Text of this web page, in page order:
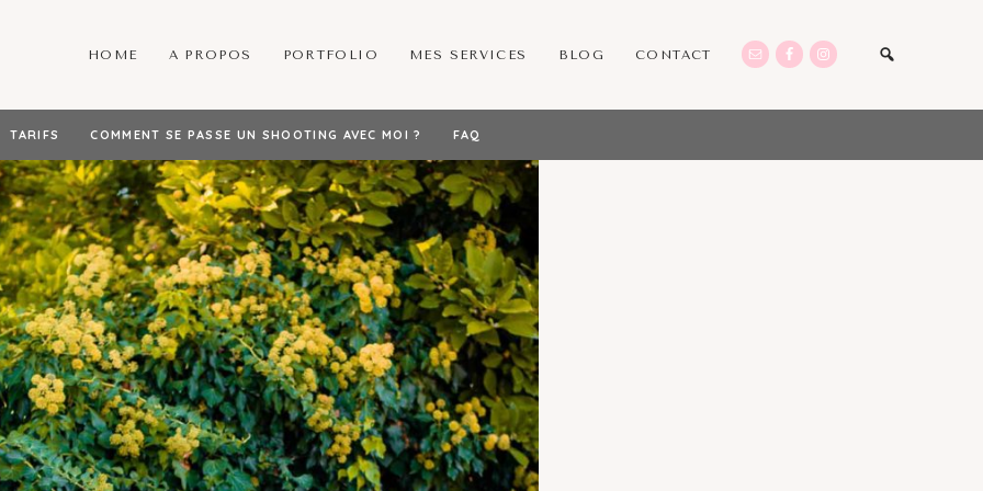
HOME A PROPOS PORTFOLIO MES SERVICES BLOG CONTACT
TARIFS COMMENT SE PASSE UN SHOOTING AVEC MOI ? FAQ